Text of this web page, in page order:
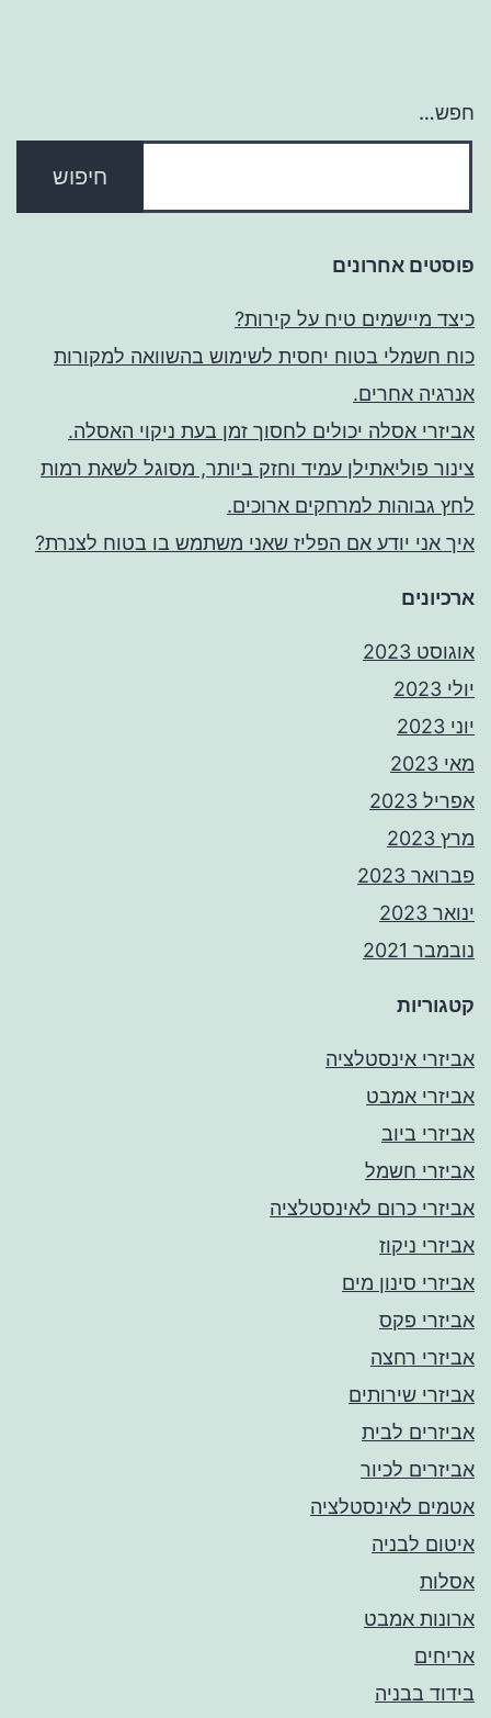
חפש…
פוסטים אחרונים
כיצד מיישמים טיח על קירות?
כוח חשמלי בטוח יחסית לשימוש בהשוואה למקורות
אנרגיה אחרים.
אביזרי אסלה יכולים לחסוך זמן בעת ניקוי האסלה.
צינור פוליאתילן עמיד וחזק ביותר, מסוגל לשאת רמות
לחץ גבוהות למרחקים ארוכים.
איך אני יודע אם הפליז שאני משתמש בו בטוח לצנרת?
ארכיונים
אוגוסט 2023
יולי 2023
יוני 2023
מאי 2023
אפריל 2023
מרץ 2023
פברואר 2023
ינואר 2023
נובמבר 2021
קטגוריות
אביזרי אינסטלציה
אביזרי אמבט
אביזרי ביוב
אביזרי חשמל
אביזרי כרום לאינסטלציה
אביזרי ניקוז
אביזרי סינון מים
אביזרי פקס
אביזרי רחצה
אביזרי שירותים
אביזרים לבית
אביזרים לכיור
אטמים לאינסטלציה
איטום לבניה
אסלות
ארונות אמבט
אריחים
בידוד בבניה